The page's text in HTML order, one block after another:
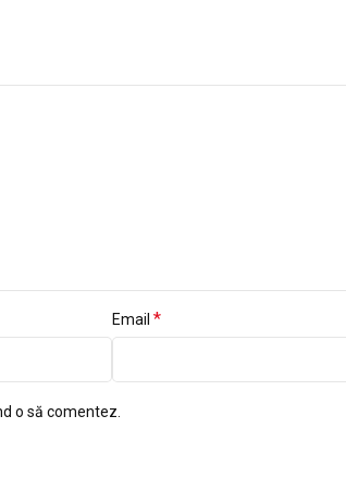
Email *
o să comentez.